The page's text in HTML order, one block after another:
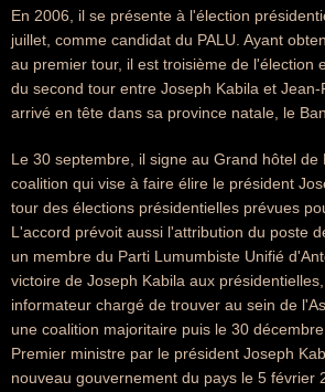
En 2006, il se présente à l'élection
juillet, comme candidat du PALU. Ayant
au premier tour, il est troisième de l'élection
du second tour entre Joseph Kabila et
arrivé en tête dans sa province natale, le
Le 30 septembre, il signe au Grand hôtel de
coalition qui vise à faire élire le président
tour des élections présidentielles prévues
L'accord prévoit aussi l'attribution du poste
un membre du Parti Lumumbiste Unifié
victoire de Joseph Kabila aux
informateur chargé de trouver au sein de
une coalition majoritaire puis le 30
Premier ministre par le président Joseph
nouveau gouvernement du pays le 5 février